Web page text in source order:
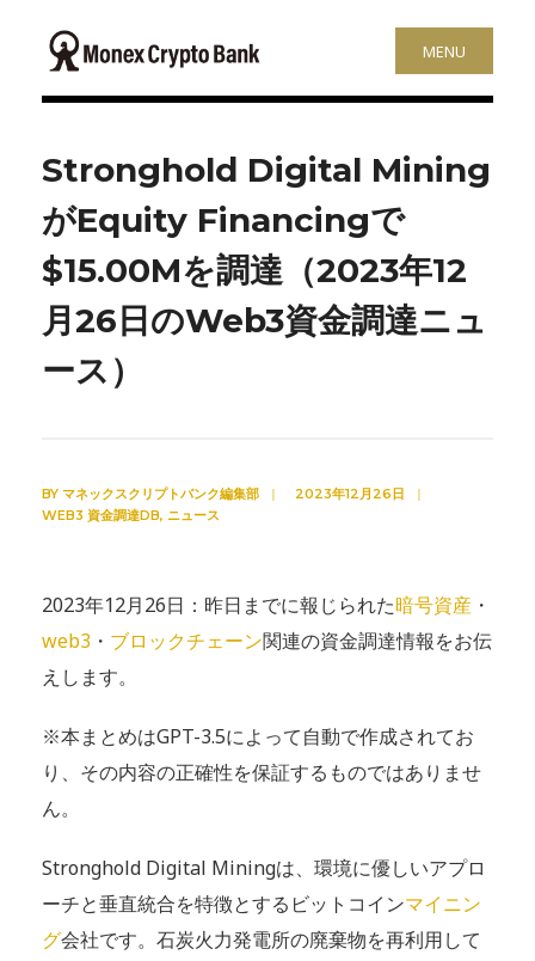
MENU
Stronghold Digital Mining
がEquity Financingで
$15.00Mを調達（2023年12
月26日のWeb3資金調達ニュ
ース）
BY マネックスクリプトバンク編集部 | 2023年12月26日
|
WEB3 資金調達DB, ニュース
2023年12月26日：昨日までに報じられた暗号資産 ・
web3 ・ ブロックチェーン関連の資金調達情報をお伝
えします。
※本まとめはGPT-3.5によって自動で作成されてお
り、その内容の正確性を保証するものではありませ
ん。
Stronghold Digital Miningは、環境に優しいアプロ
ーチと垂直統合を特徴とするビットコインマイニン
グ会社です。石炭火力発電所の廃棄物を再利用して